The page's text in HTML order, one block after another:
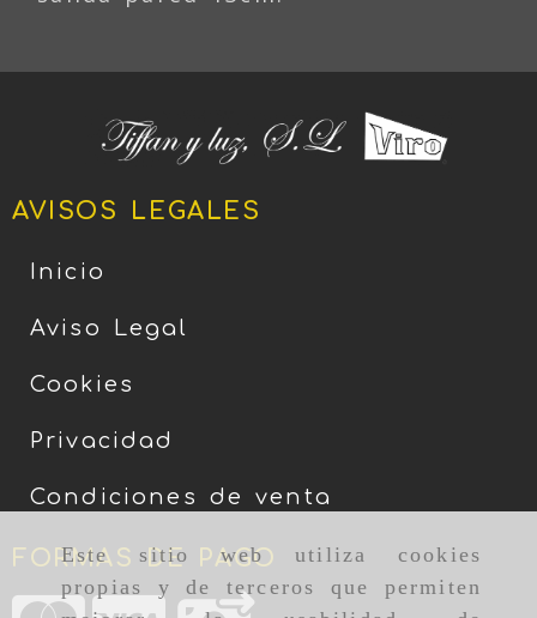
Este sitio web utiliza cookies
propias y de terceros que permiten
AVISOS LEGALES
Inicio
Aviso Legal
Cookies
Privacidad
Condiciones de venta
FORMAS DE PAGO